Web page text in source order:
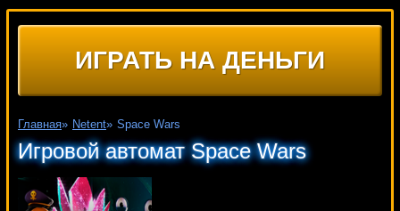
ИГРАТЬ НА ДЕНЬГИ
Главная» Netent» Space Wars
Игровой автомат Space Wars